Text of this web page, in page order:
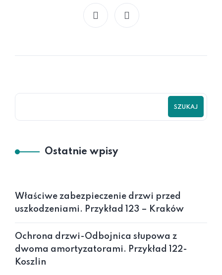
SZUKAJ
Ostatnie wpisy
Właściwe zabezpieczenie drzwi przed
uszkodzeniami. Przykład 123 – Kraków
Ochrona drzwi-Odbojnica słupowa z
dwoma amortyzatorami. Przykład 122-
Koszlin